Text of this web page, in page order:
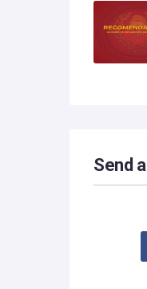
Send